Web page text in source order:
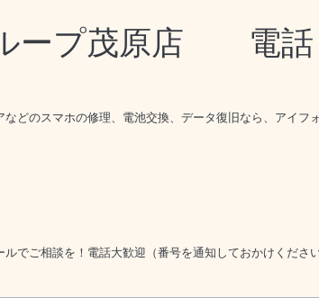
ループ茂原店 電
どのスマホの修理、電池交換、データ復旧なら、アイフ
でご相談を！電話大歓迎（番号を通知しておかけください